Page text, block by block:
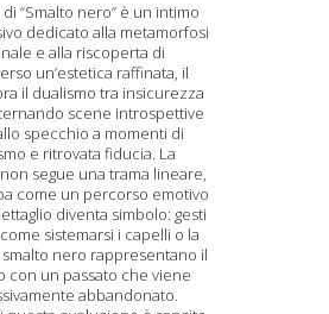
“Smalto nero” è un intimo
dedicato alla metamorfosi
e alla riscoperta di
un’estetica raffinata, il
il dualismo tra insicurezza
scene introspettive
specchio a momenti di
e ritrovata fiducia. La
segue una trama lineare,
come un percorso emotivo
diventa simbolo: gesti
sistemarsi i capelli o la
nero rappresentano il
con un passato che viene
abbandonato.